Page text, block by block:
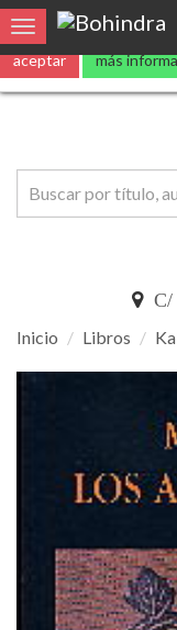
Utilizamoscookies
aceptar más
Toggle navigation
C/
Inicio Libros
Los
alumbrados